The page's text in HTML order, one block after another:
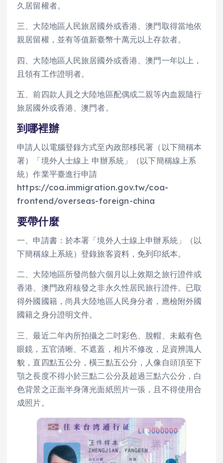
久居留權者。
三、大陸地區人民旅居國外或香港、澳門取得當地依
親居留權，並有等值新臺幣十萬元以上存款者。
四、大陸地區人民旅居國外或香港、澳門一年以上，
且領有工作證明者。
五、前四款人員之大陸地區配偶或二親等內血親隨行
旅居國外或香港、澳門者。
到哪裡辦
申請人以電腦登錄方式至內政部移民署（以下簡稱本
署）「境外人士線上 申辦系統」（以下簡稱線上系
統）作業平臺進行申請
https://coa.immigration.gov.tw/coa-
frontend/overseas-foreign-china
要帶什麼
一、申請書：於本署「境外人士線上申辦系統」（以
下簡稱線上系統）登錄旅客資料，免列印紙本。
二、大陸地區所發尚餘六個月以上效期之旅行證件或
香港、澳門政府核發之非永久性居民旅行證件。已取
得外國國籍，尚具大陸地區人民身分者，應檢附外國
國籍之身分證明文件。
三、最近二年內所拍攝之二吋彩色、脫帽、未戴有色
眼鏡，五官清晰、不遮蓋，相片不修改，足資辨識人
貌，直四點五公分，橫三點五公分，人像自頭頂至下
顎之長度不得小於三點二公分及超過三點六公分，白
色背景之正面半身薄光面紙照片一張，且不得使用合
成照片。